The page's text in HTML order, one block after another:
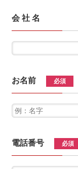
会 社 名
お名前 必須
電話番号 必須